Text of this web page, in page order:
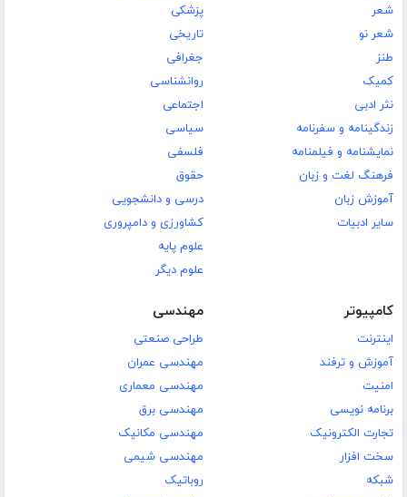
شعر
شعر نو
طنز
کمیک
نثر ادبی
زندگینامه و سفرنامه
نمایشنامه و فیلمنامه
فرهنگ لغت و زبان
آموزش زبان
سایر ادبیات
پزشکی
تاریخی
جغرافی
روانشناسی
اجتماعی
سیاسی
فلسفی
حقوق
درسی و دانشجویی
کشاورزی و دامپروری
علوم پایه
علوم دیگر
کامپیوتر
اینترنت
آموزش و ترفند
امنیت
برنامه نویسی
تجارت الکترونیک
سخت افزار
شبکه
مهندسی
طراحی صنعتی
مهندسی عمران
مهندسی معماری
مهندسی برق
مهندسی مکانیک
مهندسی شیمی
روباتیک